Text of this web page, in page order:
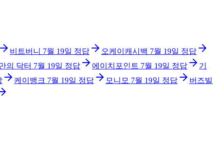
비트버니 7월 19일 정답 오케이캐시백 7월 19일 정답
의 닥터 7월 19일 정답 에이치포인트 7월 19일 정답
기
케이뱅크 7월 19일 정답 모니모 7월 19일 정답 버즈빌